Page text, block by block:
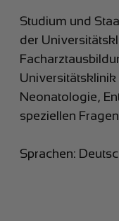
Studium und
der
Universitätsklinik
Neonatologie,
speziellen
Sprachen: